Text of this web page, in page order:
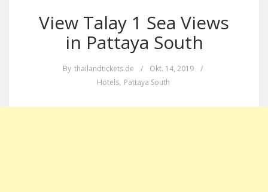
View Talay 1 Sea Views
in Pattaya South
By thailandtickets.de / Okt. 14, 2019
/
Hotels, Pattaya South